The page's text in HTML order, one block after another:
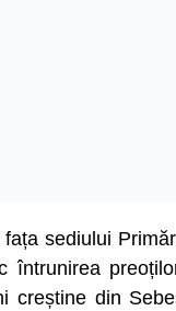
sediului
întrunirea
creștine din